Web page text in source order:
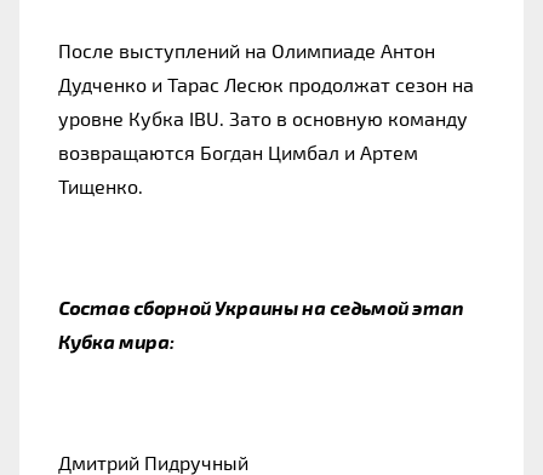
После выступлений на Олимпиаде Антон
Дудченко и Тарас Лесюк продолжат сезон на
уровне Кубка IBU. Зато в основную команду
возвращаются Богдан Цимбал и Артем
Тищенко.
Состав сборной Украины на седьмой этап
Кубка мира:
Дмитрий Пидручный